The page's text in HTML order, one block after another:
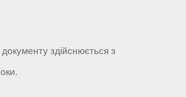
здійснюється з